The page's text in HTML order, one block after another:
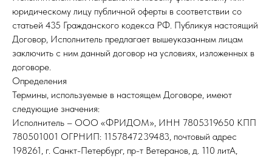
юридическому лицу публичной оферты в соответствии со
статьей 435 Гражданского кодекса РФ. Публикуя настоящий
Договор, Исполнитель предлагает вышеуказанным лицам
заключить с ним данный договор на условиях, изложенных в
договоре.
Определения
Термины, используемые в настоящем Договоре, имеют
следующие значения:
Исполнитель – ООО «ФРИДОМ», ИНН 7805319650 КПП
780501001 ОГРНИП: 1157847239483, почтовый адрес
198261, г. Санкт-Петербург, пр-т Ветеранов, д. 110 литА,